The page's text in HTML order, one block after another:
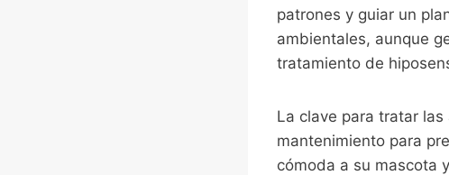
patrones y guiar un
ambientales, aunque
tratamiento de
La clave para tratar
mantenimiento para
cómoda a su mascota